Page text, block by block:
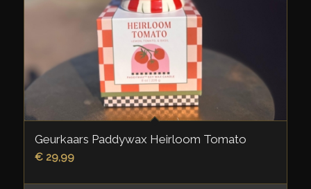
Geurkaars Paddywax Heirloom Tomato
€29,99